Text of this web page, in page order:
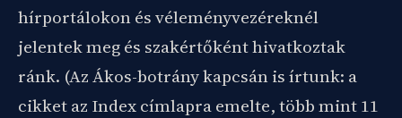
hírportálokon és véleményvezéreknél
jelentek meg és szakértőként hivatkoztak
ránk. (Az Ákos-botrány kapcsán is írtunk: a
cikket az Index címlapra emelte, több mint 11